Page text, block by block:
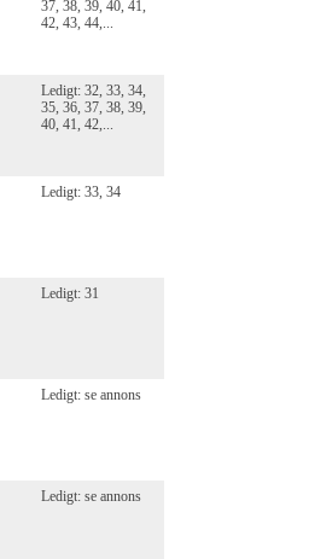
37, 38, 39, 40, 41,
42, 43, 44,...
Ledigt: 32, 33, 34,
35, 36, 37, 38, 39,
40, 41, 42,...
Ledigt: 33, 34
Ledigt: 31
Ledigt: se annons
Ledigt: se annons